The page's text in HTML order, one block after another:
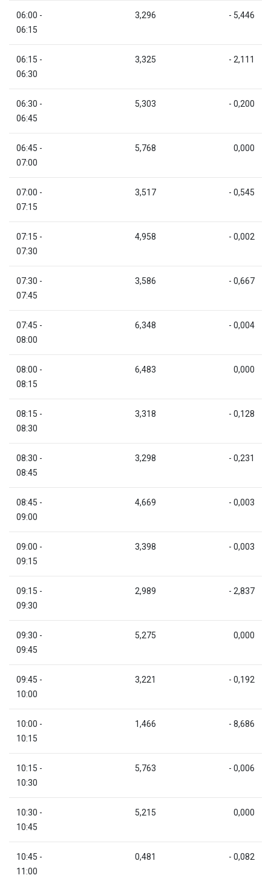
06:00 -
06:15
3,296 - 5,446
06:15 -
06:30
3,325 - 2,111
06:30 -
06:45
5,303 - 0,200
06:45 -
07:00
5,768 0,000
07:00 -
07:15
3,517 - 0,545
07:15 -
07:30
4,958 - 0,002
07:30 -
07:45
3,586 - 0,667
07:45 -
08:00
6,348 - 0,004
08:00 -
08:15
6,483 0,000
08:15 -
08:30
3,318 - 0,128
08:30 -
08:45
3,298 - 0,231
08:45 -
09:00
4,669 - 0,003
09:00 -
09:15
3,398 - 0,003
09:15 -
09:30
2,989 - 2,837
09:30 -
09:45
5,275 0,000
09:45 -
10:00
3,221 - 0,192
10:00 -
10:15
1,466 - 8,686
10:15 -
10:30
5,763 - 0,006
10:30 -
10:45
5,215 0,000
10:45 -
11:00
0,481 - 0,082